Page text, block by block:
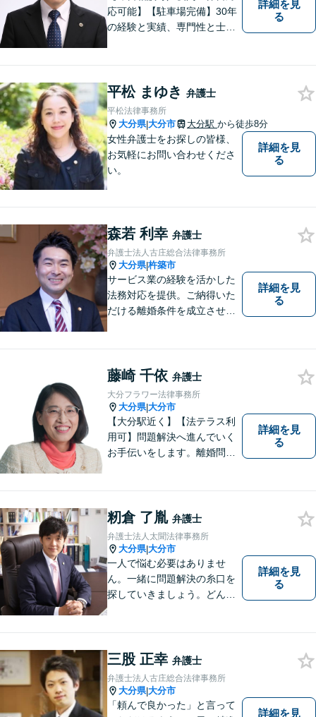
応可能】【駐車場完備】30年
の経験と実績、専門性と士業
ニーズに応えます。常に市民
に身近で親しみやすい弁護士
であり続けます。
詳細を見
る
平松 まゆき 弁護士
平松法律事務所
大分県|大分市 大分駅 から徒歩8分
女性弁護士をお探しの皆様、
お気軽にお問い合わせくださ
い。
詳細を見
る
森若 利幸 弁護士
弁護士法人古庄総合法律事務所
大分県|杵築市
サービス業の経験を活かした
法務対応を提供。ご納得いた
だける離婚条件を成立させる
ます。【大分県に3拠点ある地
域密着型の事務所】【初回相
談無料】
詳細を見
る
藤崎 千依 弁護士
大分フラワー法律事務所
大分県|大分市
【大分駅近く】【法テラス利
用可】問題解決へ進んでいく
お手伝いをします。離婚問題
相談可】分かりやすい言葉
で、明確に判断をお示しし、
問題解決をサポートいたしま
す。
詳細を見
る
籾倉 了胤 弁護士
弁護士法人太聞法律事務所
大分県|大分市
一人で悩む必要はありませ
ん。一緒に問題解決の糸口を
探していきましょう。どんな
遺産分割、介護などの高齢社
会問題に注力しております。
詳細を見
る
三股 正幸 弁護士
弁護士法人古庄総合法律事務所
大分県|大分市
「頼んで良かった」と言って
詳細を見